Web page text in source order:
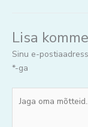
Lisa
Sinu e-
*-ga
oma